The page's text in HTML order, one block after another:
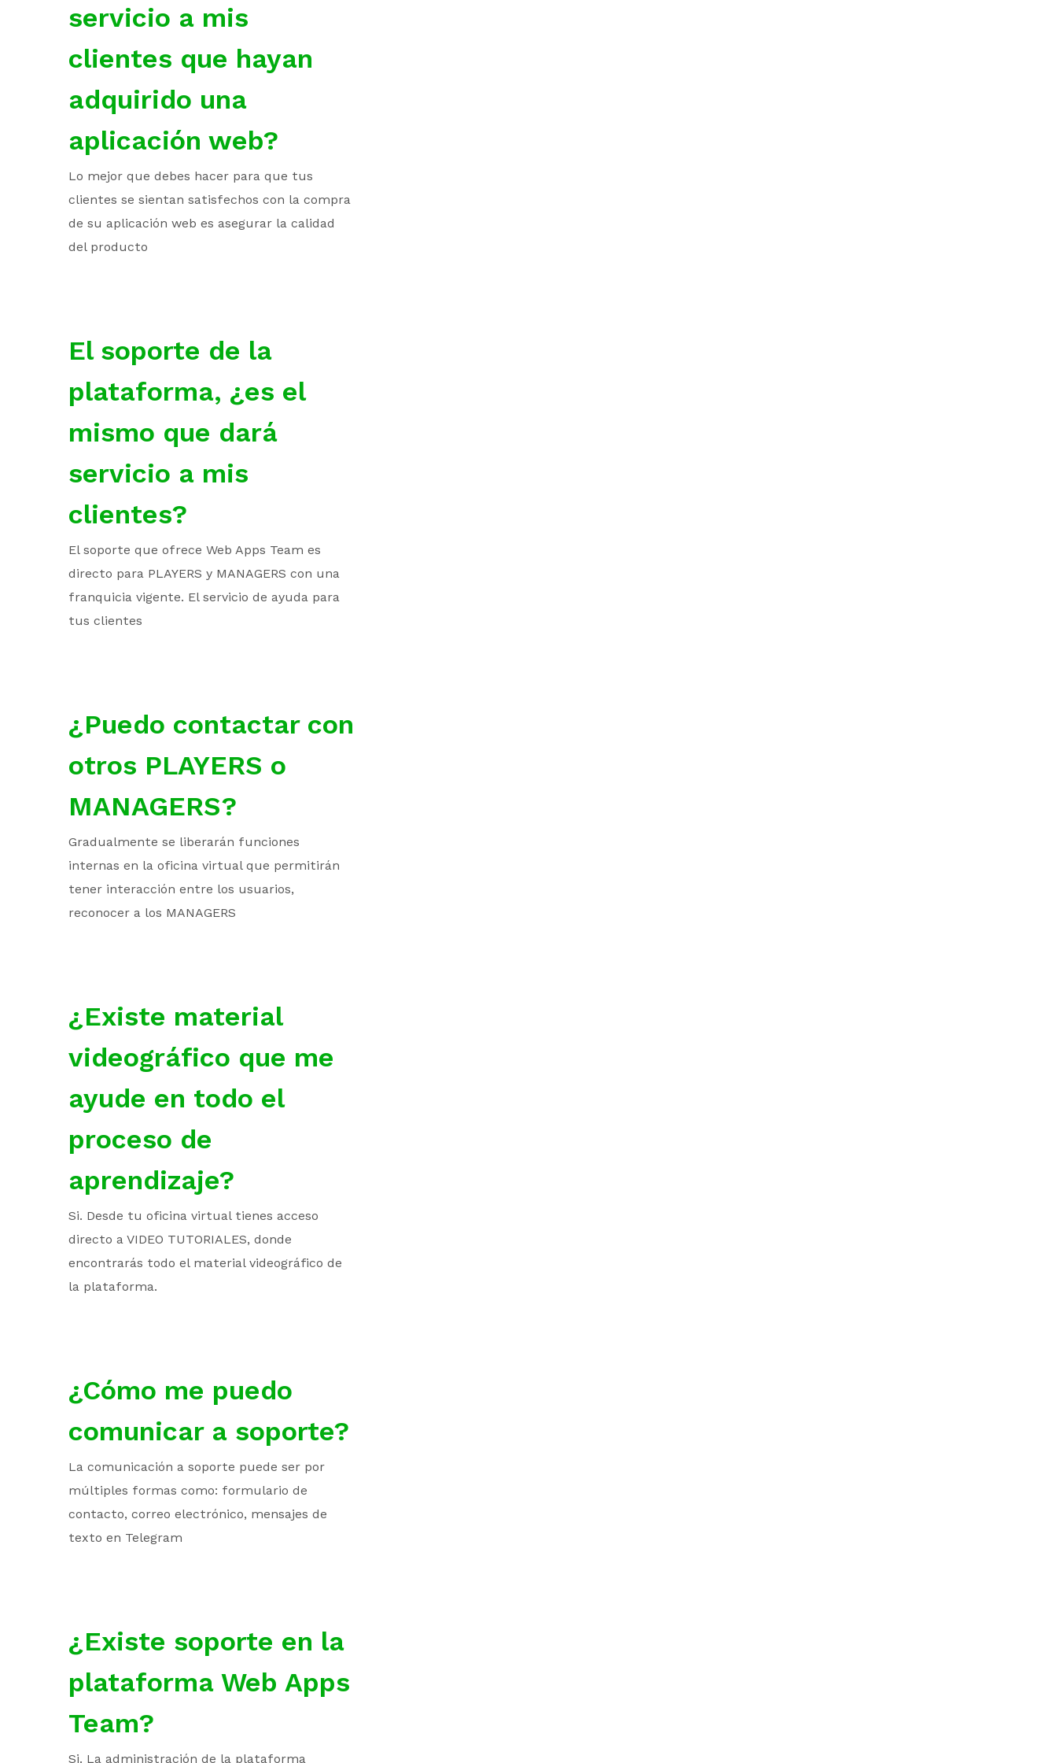
servicio a mis
clientes que hayan
adquirido una
aplicación web?
Lo mejor que debes hacer para que tus
clientes se sientan satisfechos con la compra
de su aplicación web es asegurar la calidad
del producto
El soporte de la
plataforma, ¿es el
mismo que dará
servicio a mis
clientes?
El soporte que ofrece Web Apps Team es
directo para PLAYERS y MANAGERS con una
franquicia vigente. El servicio de ayuda para
tus clientes
¿Puedo contactar con
otros PLAYERS o
MANAGERS?
Gradualmente se liberarán funciones
internas en la oficina virtual que permitirán
tener interacción entre los usuarios,
reconocer a los MANAGERS
¿Existe material
videográfico que me
ayude en todo el
proceso de
aprendizaje?
Si. Desde tu oficina virtual tienes acceso
directo a VIDEO TUTORIALES, donde
encontrarás todo el material videográfico de
la plataforma.
¿Cómo me puedo
comunicar a soporte?
La comunicación a soporte puede ser por
múltiples formas como: formulario de
contacto, correo electrónico, mensajes de
texto en Telegram
¿Existe soporte en la
plataforma Web Apps
Team?
Si. La administración de la plataforma
2020 @ Copyright | Web Apps Team LLC